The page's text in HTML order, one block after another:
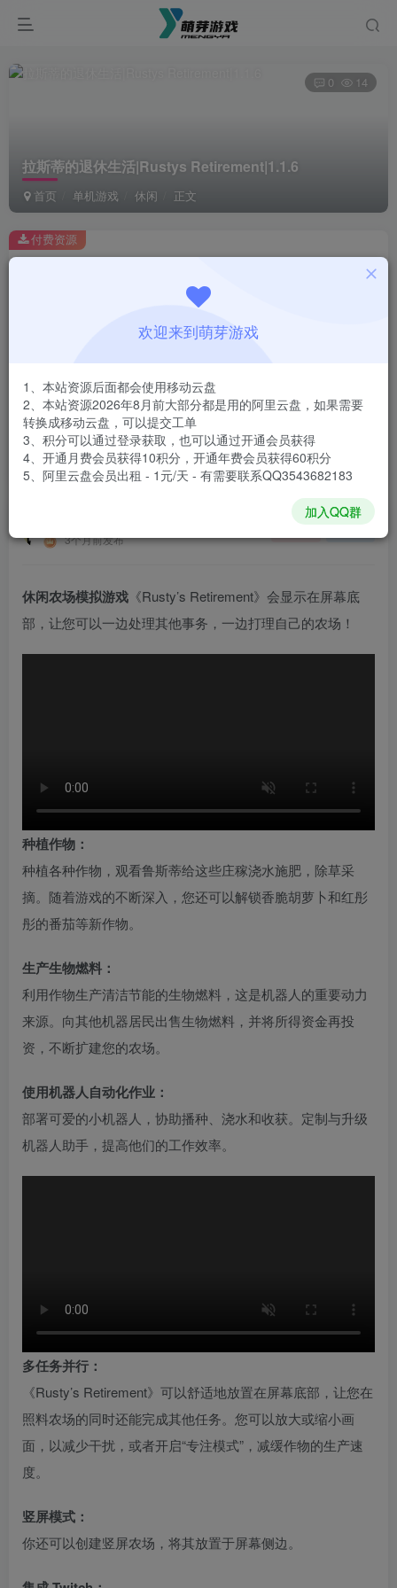
拉斯蒂的退休生活|Rustys Retirement|1.1.6
首页 单机游戏 休闲 正文
0 14
此内容为付费资源，请付费后查看
￥1
免费
登录购买
安装包大小
游戏本体大小
332.3 MB
付费资源
3个月前发布
休闲农场模拟游戏 《Rusty’s Retirement》会显示在屏幕底
部，让您可以一边处理其他事务，一边打理自己的农场！
种植作物：
种植各种作物，观看鲁斯蒂给这些庄稼浇水施肥，除草采
摘。随着游戏的不断深入，您还可以解锁香脆胡萝卜和红彤
彤的番茄等新作物。
生产生物燃料：
利用作物生产清洁节能的生物燃料，这是机器人的重要动力
来源。向其他机器居民出售生物燃料，并将所得资金再投
资，不断扩建您的农场。
使用机器人自动化作业：
部署可爱的小机器人，协助播种、浇水和收获。定制与升级
机器人助手，提高他们的工作效率。
多任务并行：
《Rusty’s Retirement》可以舒适地放置在屏幕底部，让您在
照料农场的同时还能完成其他任务。您可以放大或缩小画
面，以减少干扰，或者开启“专注模式”，减缓作物的生产速
度。
竖屏模式：
你还可以创建竖屏农场，将其放置于屏幕侧边。
欢迎来到萌芽游戏
1、本站资源后面都会使用移动云盘
2、本站资源2026年8月前大部分都是用的阿里云盘，如果需要
转换成移动云盘，可以提交工单
3、积分可以通过登录获取，也可以通过开通会员获得
4、开通月费会员获得10积分，开通年费会员获得60积分
5、阿里云盘会员出租 - 1元/天 - 有需要联系QQ3543682183
加入QQ群